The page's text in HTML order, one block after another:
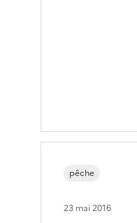
pêche
23 mai 2016